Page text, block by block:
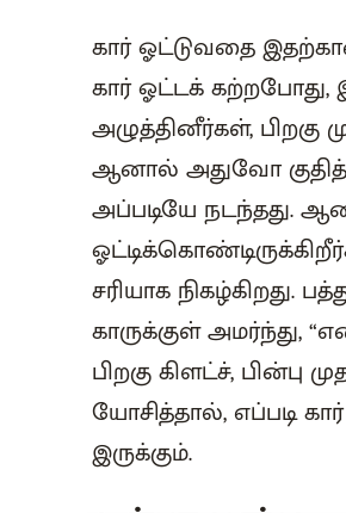
கார் ஓட்டுவதை
கார் ஓட்டக்
அழுத்தினீர்கள், பிறகு
ஆனால் அதுவோ
அப்படியே நடந்தது.
சரியாக நிகழ்கிறது.
காருக்குள் அமர்ந்து,
பிறகு கிளட்ச்,
யோசித்தால், எப்படி
இருக்கும்.